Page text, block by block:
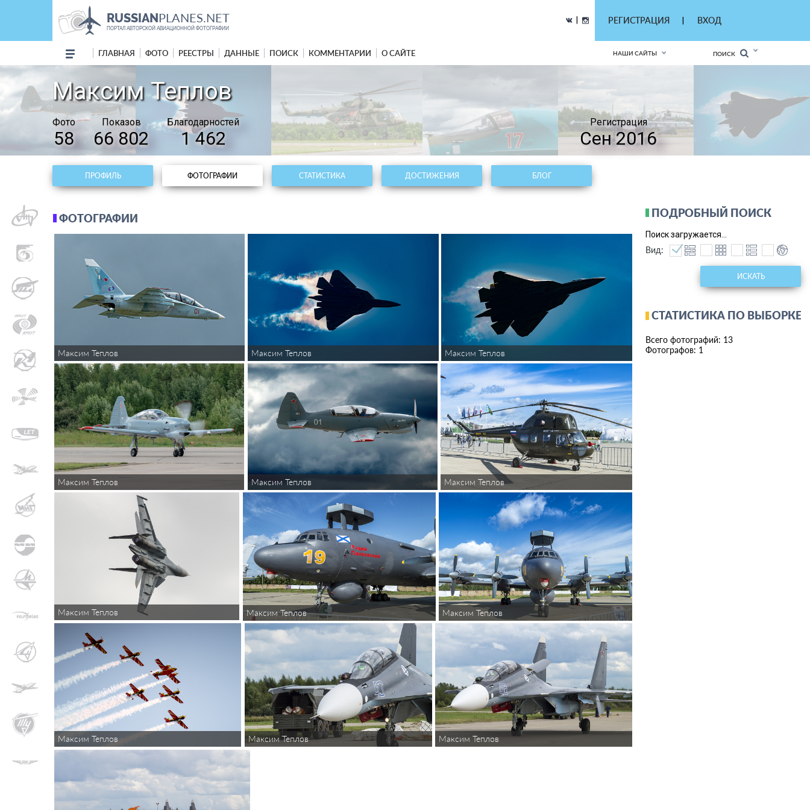
RUSSIANPLANES.NET
ПОРТАЛ АВТОРСКОЙ АВИАЦИОННОЙ ФОТОГРАФИИ
РЕГИСТРАЦИЯ ВХОД
ГЛАВНАЯ ФОТО РЕЕСТРЫ ДАННЫЕ ПОИСК КОММЕНТАРИИ О САЙТЕ НАШИ САЙТЫ ПОИСК
Максим Теплов
Фото
58
Показов
66 802
Благодарностей
1 462
Регистрация
Сен 2016
ПРОФИЛЬ ФОТОГРАФИИ СТАТИСТИКА ДОСТИЖЕНИЯ БЛОГ
ФОТОГРАФИИ
Максим Теплов Максим Теплов Максим Теплов
Максим Теплов Максим Теплов Максим Теплов
Максим Теплов Максим Теплов Максим Теплов
Максим Теплов Максим Теплов Максим Теплов
ПОДРОБНЫЙ ПОИСК
Поиск загружается...
Вид:
ИСКАТЬ
СТАТИСТИКА ПО ВЫБОРКЕ
Всего фотографий: 13
Фотографов: 1